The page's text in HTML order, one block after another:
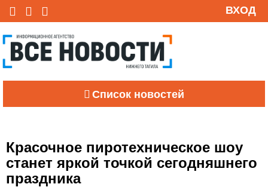
ВХОД
Список новостей
Красочное пиротехническое шоу
станет яркой точкой сегодняшнего
праздника